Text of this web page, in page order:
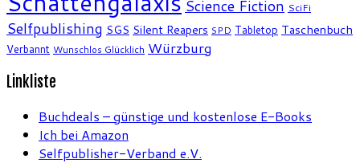
Science Fiction SciFi
Selfpublishing SGS Silent Reapers SPD Tabletop Taschenbuch
Verbannt Wunschlos Glücklich Würzburg
Linkliste
Buchdeals – günstige und kostenlose E-Books
Ich bei Amazon
Selfpublisher-Verband e.V.